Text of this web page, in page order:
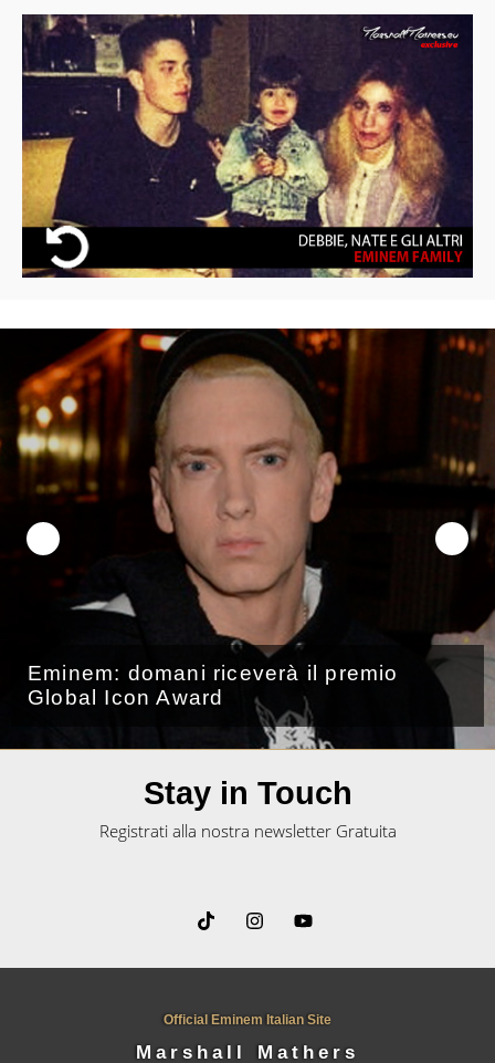
Eminem: domani riceverà il premio
Global Icon Award
Stay in Touch
Registrati alla nostra newsletter Gratuita
Official Eminem Italian Site
Marshall Mathers